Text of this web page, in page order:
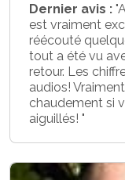
Dernier avis :
est vraiment
réécouté
tout a été vu
retour. Les
audios!
chaudement si
aiguillés! "